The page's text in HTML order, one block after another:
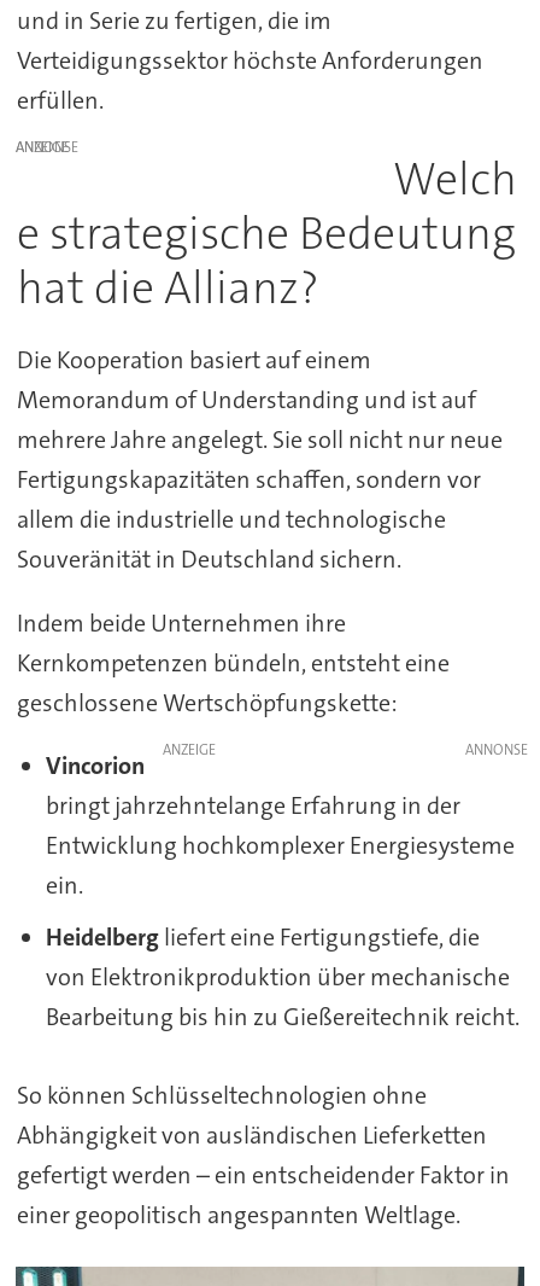
und in Serie zu fertigen, die im
Verteidigungssektor höchste Anforderungen
erfüllen.
ANZEIGE
Welch
e strategische Bedeutung
hat die Allianz?
Die Kooperation basiert auf einem
Memorandum of Understanding und ist auf
mehrere Jahre angelegt. Sie soll nicht nur neue
Fertigungskapazitäten schaffen, sondern vor
allem die industrielle und technologische
Souveränität in Deutschland sichern.
Indem beide Unternehmen ihre
Kernkompetenzen bündeln, entsteht eine
geschlossene Wertschöpfungskette:
ANZEIGE
Vincorion
bringt jahrzehntelange Erfahrung in der
Entwicklung hochkomplexer Energiesysteme
ein.
Heidelbergliefert eine Fertigungstiefe, die
von Elektronikproduktion über mechanische
Bearbeitung bis hin zu Gießereitechnik reicht.
So können Schlüsseltechnologien ohne
Abhängigkeit von ausländischen Lieferketten
gefertigt werden – ein entscheidender Faktor in
einer geopolitisch angespannten Weltlage.